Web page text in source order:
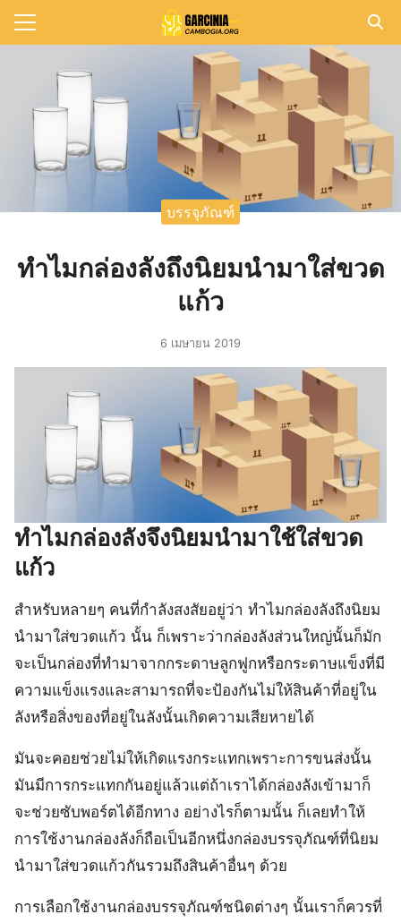
Skip
เรา
บรรจุภัณฑ์
ทำไมกล่องลังถึงนิยมนำมาใส่ขวด
แก้ว
6 เมษายน 2019
ทำไมกล่องลังจึงนิยมนำมาใช้ใส่ขวด
แก้ว
สำหรับหลายๆ คนที่กำลังสงสัยอยู่ว่า ทำไมกล่องลังถึงนิยม
นำมาใส่ขวดแก้ว นั้น ก็เพราะว่ากล่องลังส่วนใหญ่นั้นก็มัก
จะเป็นกล่องที่ทำมาจากกระดาษลูกฟูกหรือกระดาษแข็งที่มี
ความแข็งแรงและสามารถที่จะป้องกันไม่ให้สินค้าที่อยู่ใน
ลังหรือสิ่งของที่อยู่ในลังนั้นเกิดความเสียหายได้
มันจะคอยช่วยไม่ให้เกิดแรงกระแทกเพราะการขนส่งนั้น
มันมีการกระแทกกันอยู่แล้วแต่ถ้าเราได้กล่องลังเข้ามาก็
จะช่วยซับพอร์ตได้อีกทาง อย่างไรก็ตามนั้น ก็เลยทำให้
การใช้งานกล่องลังก็ถือเป็นอีกหนึ่งกล่องบรรจุภัณฑ์ที่นิยม
นำมาใส่ขวดแก้วกันรวมถึงสินค้าอื่นๆ ด้วย
การเลือกใช้งานกล่องบรรจุภัณฑ์ชนิดต่างๆ นั้นเราก็ควรที่